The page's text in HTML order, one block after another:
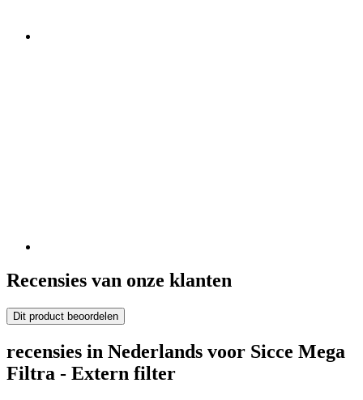
Recensies van onze klanten
Dit product beoordelen
recensies in Nederlands voor Sicce Mega
Filtra - Extern filter